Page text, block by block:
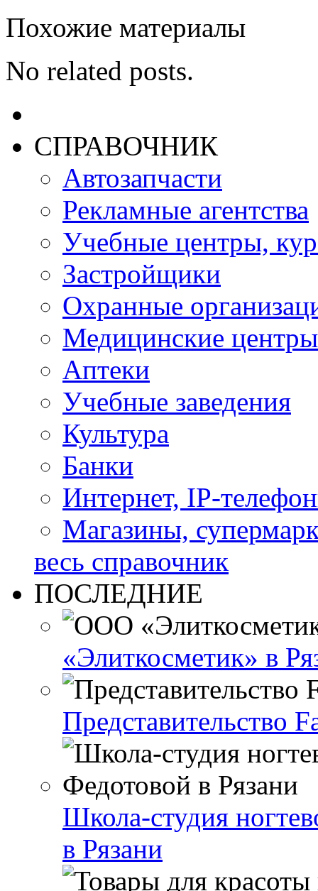
Похожие материалы
No related posts.
СПРАВОЧНИК
Автозапчасти
Рекламные агентства
Учебные центры,
Застройщики
Охранные
Медицинские центры
Аптеки
Учебные заведения
Культура
Банки
Интернет, IP-
Магазины,
весь справочник
ПОСЛЕДНИЕ
«Элиткосметик» в
Представительство
Школа-студия
в Рязани